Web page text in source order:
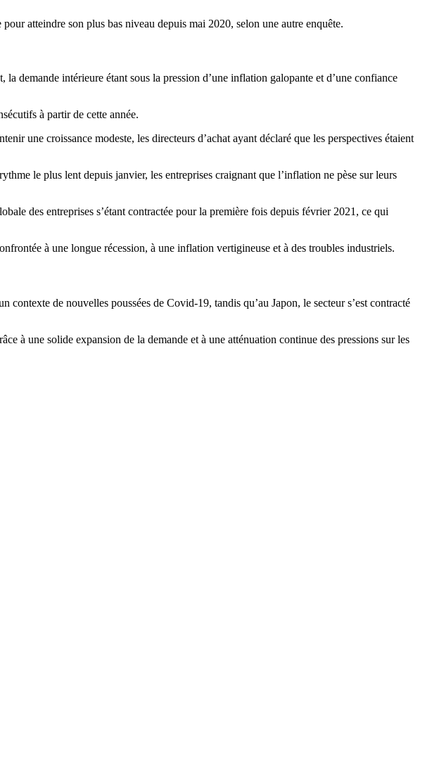
atteindre son plus bas niveau depuis mai 2020, selon une autre enquête.
demande intérieure étant sous la pression d’une inflation galopante et d’une confiance
à partir de cette année.
une croissance modeste, les directeurs d’achat ayant déclaré que les perspectives étaient
le plus lent depuis janvier, les entreprises craignant que l’inflation ne pèse sur leurs
des entreprises s’étant contractée pour la première fois depuis février 2021, ce qui
à une longue récession, à une inflation vertigineuse et à des troubles industriels.
contexte de nouvelles poussées de Covid-19, tandis qu’au Japon, le secteur s’est contracté
à une solide expansion de la demande et à une atténuation continue des pressions sur les